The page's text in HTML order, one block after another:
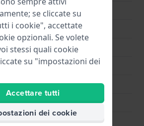
Bianco
Fibbia
Argento
80 mm
120 mm
L
Perni a molla a sgancio
se cliccate su
i cookie", accettate
opzionali. Se volete
stessi quali cookie
su "impostazioni dei
Accettare tutti
dei cookie